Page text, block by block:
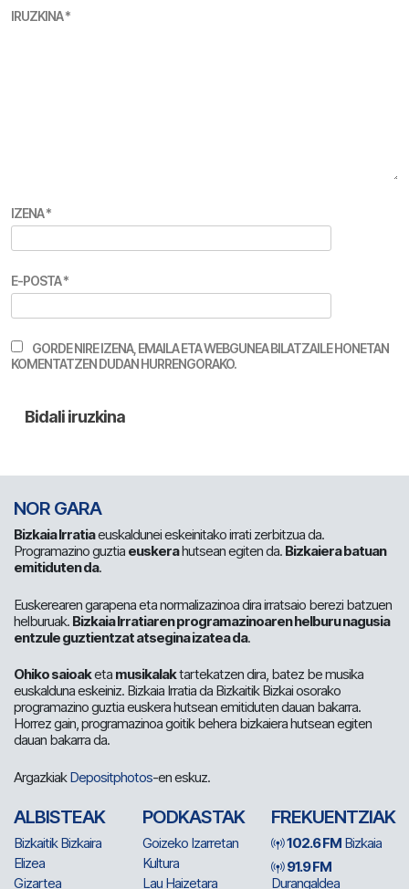
IRUZKINA*
IZENA*
E-POSTA*
GORDE NIRE IZENA, EMAILA ETA WEBGUNEA BILATZAILE HONETAN
KOMENTATZEN DUDAN HURRENGORAKO.
NOR GARA
Bizkaia Irratiaeuskaldunei eskeinitako irrati zerbitzua da.
Programazino guztia euskerahutsean egiten da. Bizkaiera batuan
emitiduten da.
Euskerearen garapena eta normalizazinoa dira irratsaio berezi batzuen
helburuak. Bizkaia Irratiaren programazinoaren helburu nagusia
entzule guztientzat atsegina izatea da.
Ohiko saioaketa musikalaktartekatzen dira, batez be musika
euskalduna eskeiniz. Bizkaia Irratia da Bizkaitik Bizkai osorako
programazino guztia euskera hutsean emitiduten dauan bakarra.
Horrez gain, programazinoa goitik behera bizkaiera hutsean egiten
dauan bakarra da.
ArgazkiakDepositphotos-en eskuz.
ALBISTEAK
Bizkaitik Bizkaira
Elizea
Gizartea
PODKASTAK
Goizeko Izarretan
Kultura
Lau Haizetara
FREKUENTZIAK
102.6 FM Bizkaia
91.9 FM
Durangaldea